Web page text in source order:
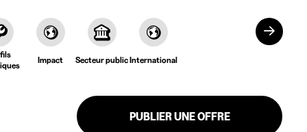
Impact Secteur publicInternational
PUBLIER UNE OFFRE